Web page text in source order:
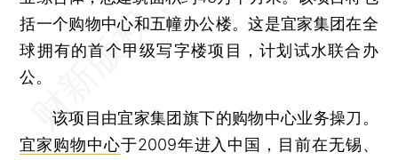
括一个购物中心和五幢办公楼。这是宜家集团在全
球拥有的首个甲级写字楼项目，计划试水联合办
公。
该项目由宜家集团旗下的购物中心业务操刀。
宜家购物中心于2009年进入中国，目前在无锡、